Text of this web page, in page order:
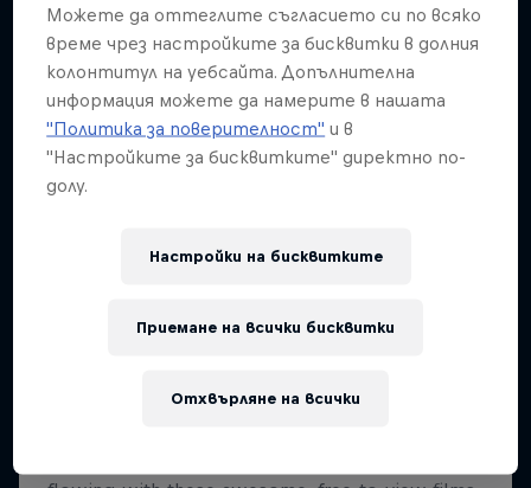
Можете да оттеглите съгласието си по всяко
време чрез настройките за бисквитки в долния
колонтитул на уебсайта. Допълнителна
информация можете да намерите в нашата
"Политика за поверителност" и в
"Настройките за бисквитките" директно по-
долу.
Настройки на бисквитките
Отхвърляне на всички
Приемане на всички бисквитки